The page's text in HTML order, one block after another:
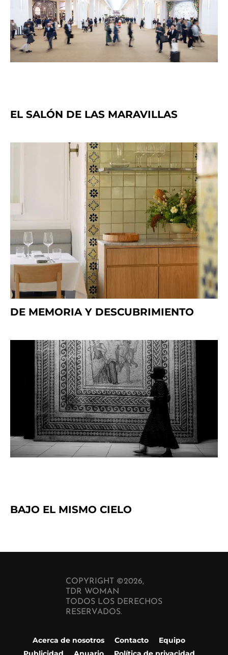
EL SALÓN DE LAS MARAVILLAS
DE MEMORIA Y DESCUBRIMIENTO
BAJO EL MISMO CIELO
COPYRIGHT ©2026,
TDR WOMAN
TODOS LOS DERECHOS
RESERVADOS.
Acerca de nosotros Contacto
Equipo